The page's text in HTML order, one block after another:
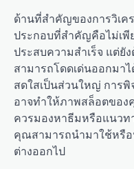
ด้านที่สำคัญของการวิเค
ประกอบที่สำคัญคือไม่เพี
ประสบความสำเร็จ แต่
สามารถโดดเด่นออกมา
สดใสเป็นส่วนใหญ่ การ
อาจทำให้ภาพสล็อตขอ
ควรมองหาธีมหรือแนวท
คุณสามารถนำมาใช้หรื
ต่างออกไป